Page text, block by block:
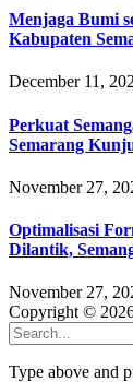
Menjaga Bumi
Kabupaten
December 11,
Perkuat
Semarang
November 27,
Optimalisasi
Dilantik,
November 27,
Copyright ©
Type above and